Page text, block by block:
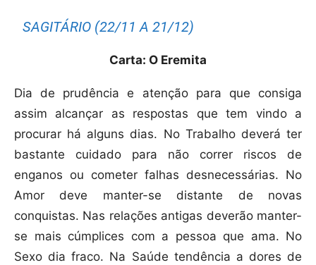
SAGITÁRIO (22/11 A 21/12)
Carta: O Eremita
Dia de prudência e atenção para que consiga
assim alcançar as respostas que tem vindo a
procurar há alguns dias. No Trabalho deverá ter
bastante cuidado para não correr riscos de
enganos ou cometer falhas desnecessárias. No
Amor deve manter-se distante de novas
conquistas. Nas relações antigas deverão manter-
se mais cúmplices com a pessoa que ama. No
Sexo dia fraco. Na Saúde tendência a dores de